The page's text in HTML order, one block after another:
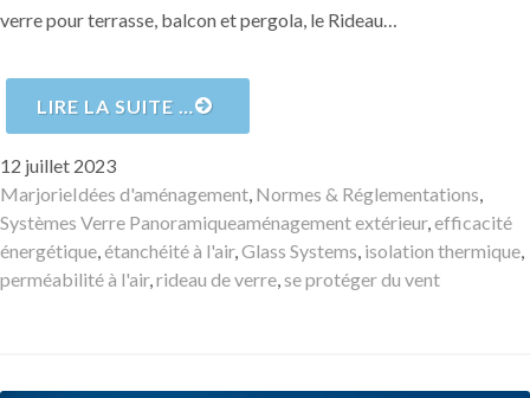
verre pour terrasse, balcon et pergola, le Rideau…
LIRE LA SUITE …
Publié
le
12 juillet 2023
Auteur
MarjorieCatégories
Idées d'aménagement, Normes & Réglementations,
Systèmes Verre PanoramiqueMots-
clés
aménagement extérieur,efficacité
énergétique,étanchéité à l'air,Glass Systems, isolation thermique,
perméabilité à l'air,rideau de verre,se protéger du vent